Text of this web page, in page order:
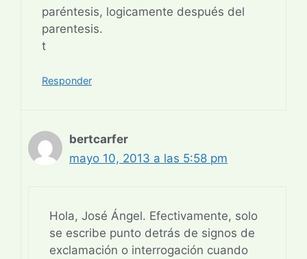
paréntesis, logicamente después del
parentesis.
t
Responder
bertcarfer
mayo 10, 2013 a las 5:58 pm
Hola, José Ángel. Efectivamente, solo
se escribe punto detrás de signos de
exclamación o interrogación cuando